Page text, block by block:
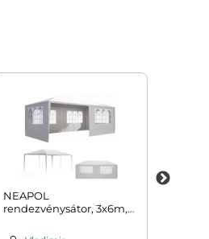
NEAPOL
rendezvénysátor, 3x6m,